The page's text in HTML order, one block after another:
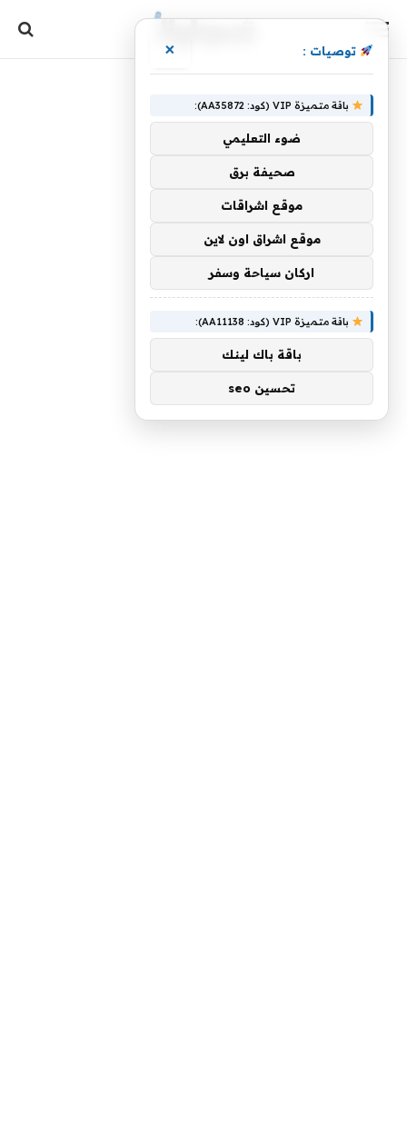
توصيات : ×
باقة متميزة VIP (كود: AA35872):
ضوء التعليمي
صحيفة برق
موقع اشراقات
موقع اشراق اون لاين
اركان سياحة وسفر
باقة متميزة VIP (كود: AA11138):
باقة باك لينك
تحسين seo